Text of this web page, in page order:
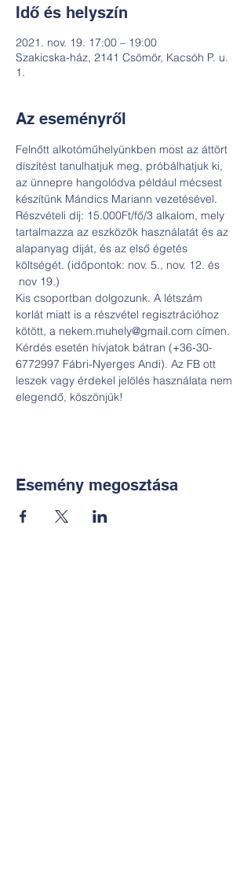
Idő és helyszín
2021. nov. 19. 17:00 – 19:00
Szakicska-ház, 2141 Csömör, Kacsóh P. u.
1.
Az eseményről
Felnőtt alkotóműhelyünkben most az áttört
díszítést tanulhatjuk meg, próbálhatjuk ki,
az ünnepre hangolódva például mécsest
készítünk Mándics Mariann vezetésével.
Részvételi díj: 15.000Ft/fő/3 alkalom, mely
tartalmazza az eszközök használatát és az
alapanyag díját, és az első égetés
költségét. (időpontok: nov. 5., nov. 12. és
nov 19.)
Kis csoportban dolgozunk. A létszám
korlát miatt is a részvétel regisztrációhoz
kötött, a nekem.muhely@gmail.com címen.
Kérdés esetén hívjatok bátran (+36-30-
6772997 Fábri-Nyerges Andi). Az FB ott
leszek vagy érdekel jelölés használata nem
elegendő, köszönjük!
Esemény megosztása